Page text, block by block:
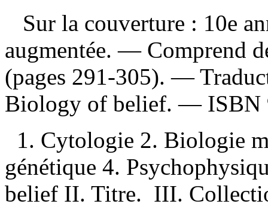
Sur la couverture : 10e
augmentée. — Comprend
(pages 291-305). —
Biology of belief. — ISBN
1. Cytologie 2. Biologie
génétique 4.
belief II. Titre. III.